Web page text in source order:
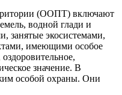
(ООПТ) включают
водной глади и
занятые экосистемами,
имеющими особое
значение. В
особой охраны. Они